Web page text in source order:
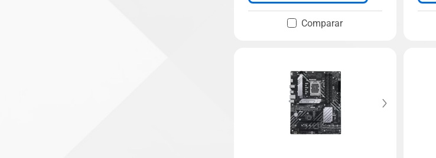
Comparar